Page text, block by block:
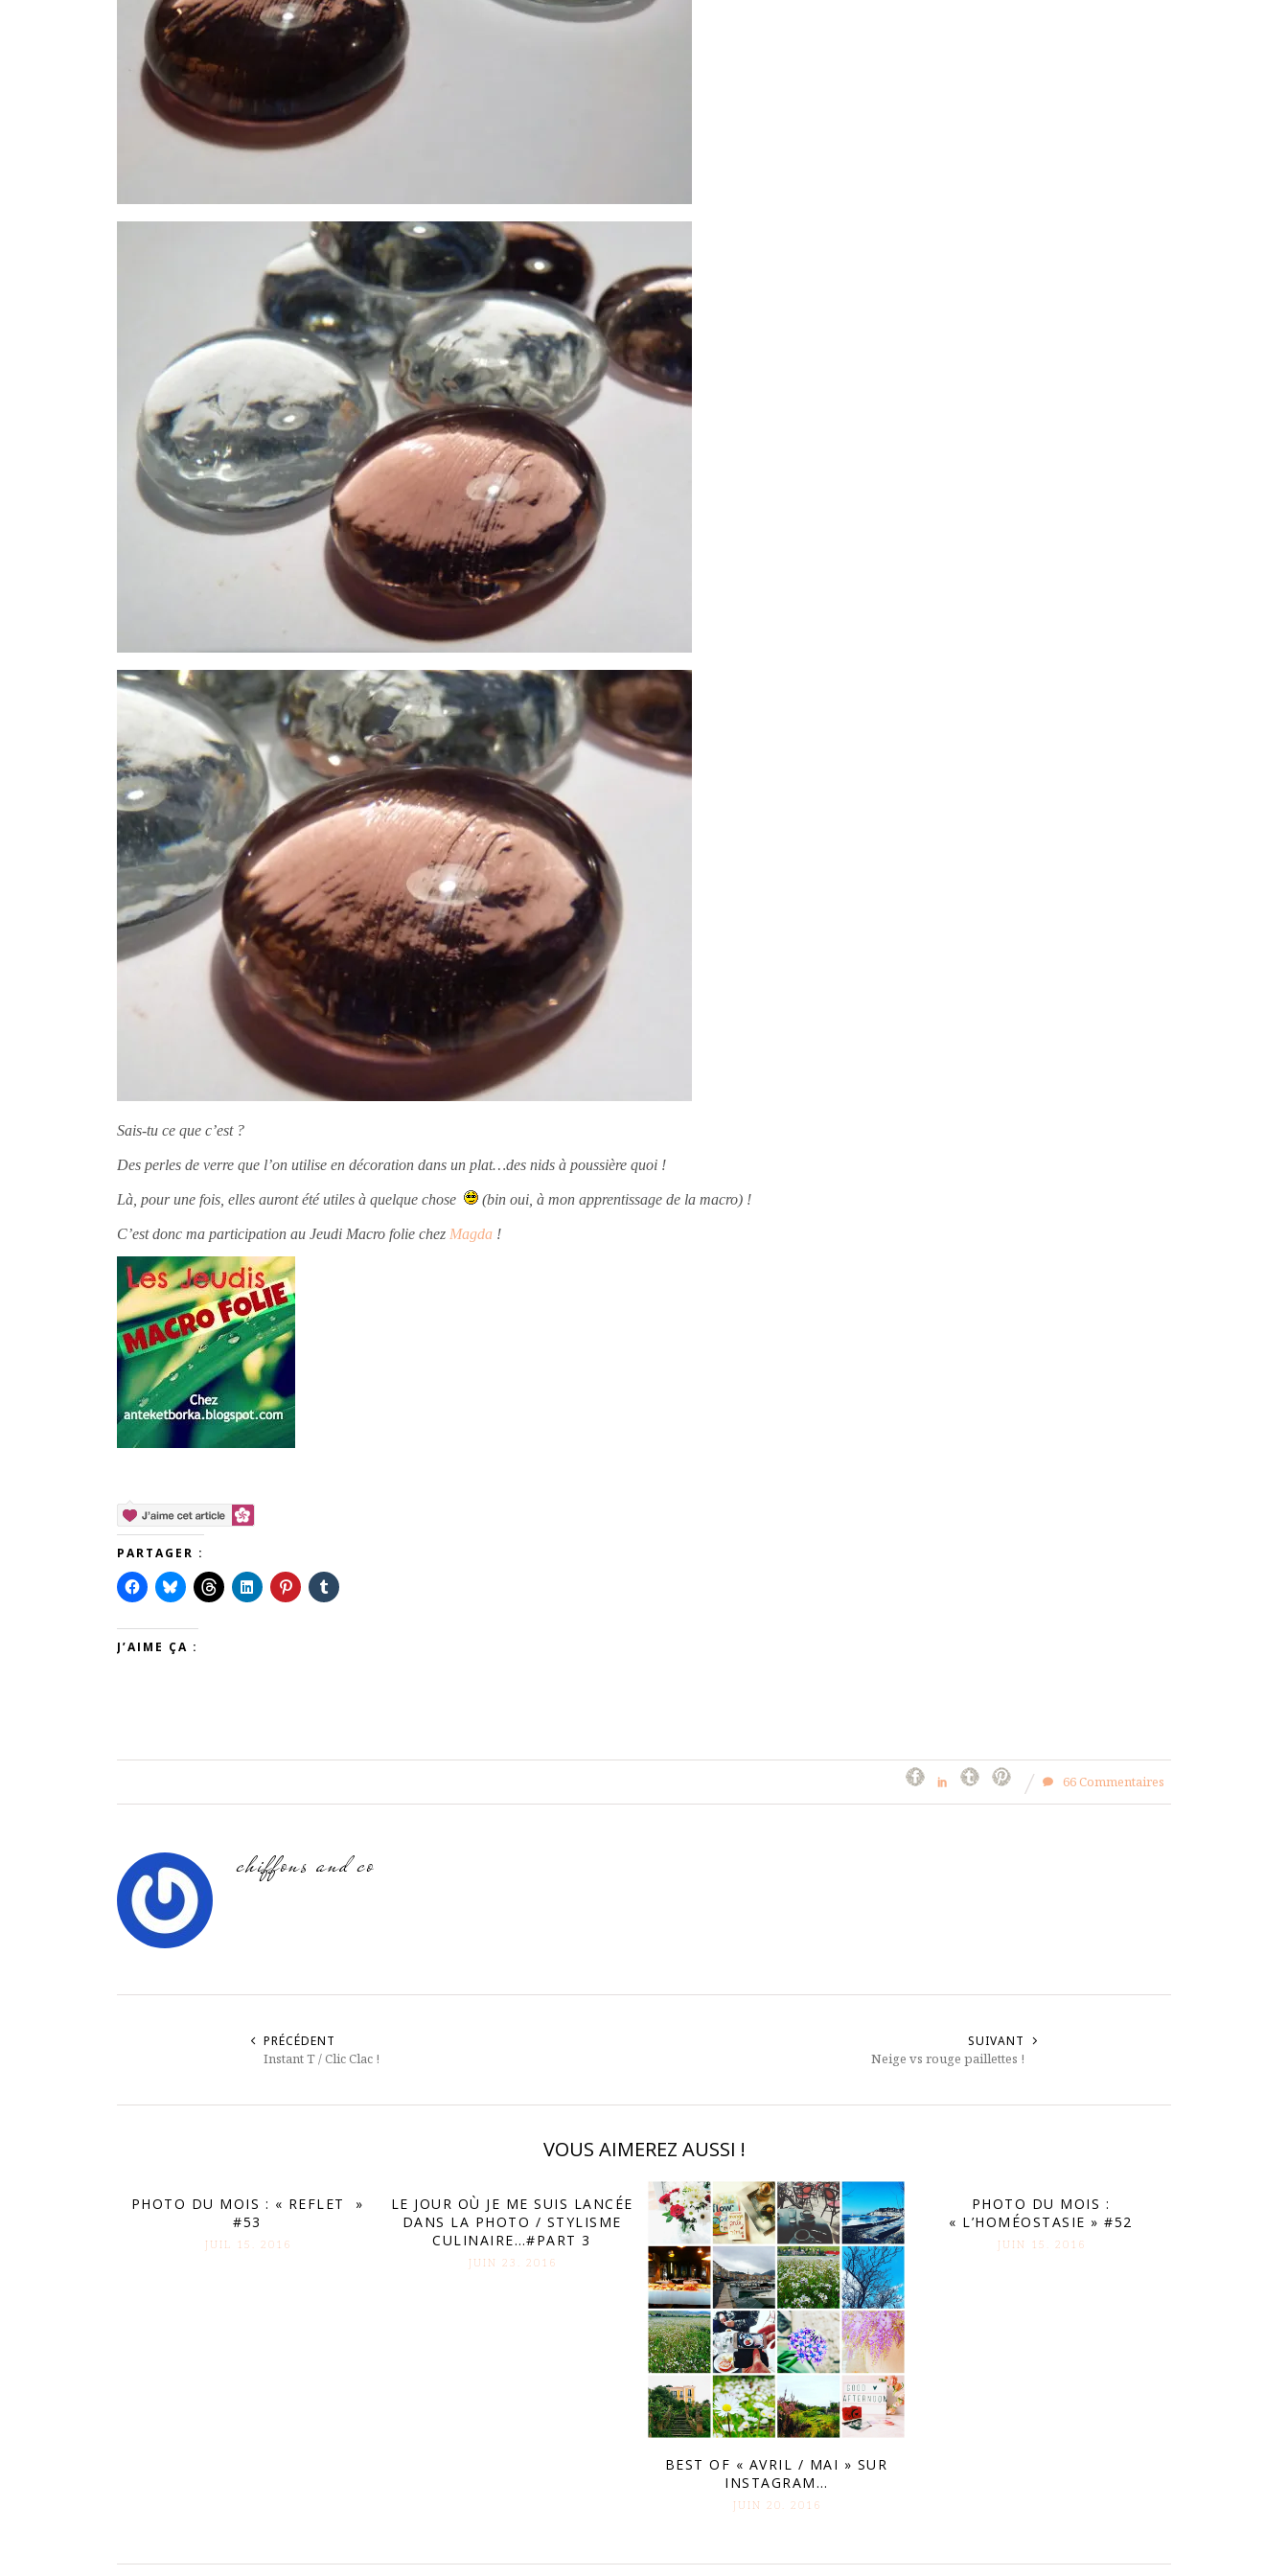
Sais-tu ce que c’est ?
Des perles de verre que l’on utilise en décoration dans un plat…des nids à poussière quoi !
Là, pour une fois, elles auront été utiles à quelque chose (bin oui, à mon apprentissage de la macro) !
C’est donc ma participation au Jeudi Macro folie chez Magda !
PARTAGER :
J’AIME ÇA :
66 Commentaires
chiffons and co
PRÉCÉDENT
Instant T / Clic Clac !
SUIVANT
Neige vs rouge paillettes !
VOUS AIMEREZ AUSSI !
PHOTO DU MOIS : « REFLET »
#53
JUIL 15. 2016
LE JOUR OÙ JE ME SUIS LANCÉE
DANS LA PHOTO / STYLISME
CULINAIRE…#PART 3
JUIN 23. 2016
BEST OF « AVRIL / MAI » SUR
INSTAGRAM…
JUIN 20. 2016
PHOTO DU MOIS :
« L’HOMÉOSTASIE » #52
JUIN 15. 2016